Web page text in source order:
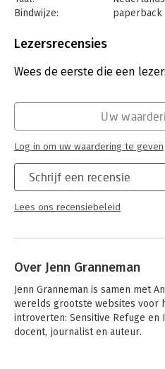
Bindwijze:
paperback
Uitgever:
Verschijningsdatum:
12-4-2023
Lezersrecensies
Wees de eerste die een
Schrijf een recensie
Lees ons recensiebeleid
Uw
Log in om uw waardering te geven
Over Jenn Granneman
Jenn Granneman is samen met
werelds grootste websites voor
introverten: Sensitive Refuge en
docent, journalist en auteur.